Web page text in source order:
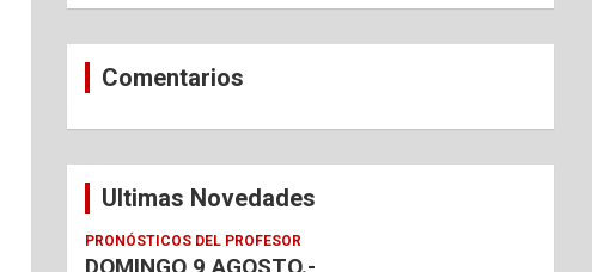
Comentarios
Ultimas Novedades
PRONÓSTICOS DEL PROFESOR